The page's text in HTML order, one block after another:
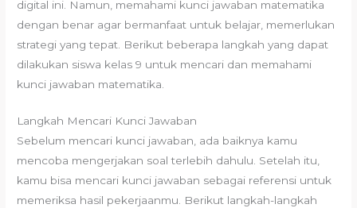
digital ini. Namun, memahami kunci jawaban matematika
dengan benar agar bermanfaat untuk belajar, memerlukan
strategi yang tepat. Berikut beberapa langkah yang dapat
dilakukan siswa kelas 9 untuk mencari dan memahami
kunci jawaban matematika.
Langkah Mencari Kunci Jawaban
Sebelum mencari kunci jawaban, ada baiknya kamu
mencoba mengerjakan soal terlebih dahulu. Setelah itu,
kamu bisa mencari kunci jawaban sebagai referensi untuk
memeriksa hasil pekerjaanmu. Berikut langkah-langkah